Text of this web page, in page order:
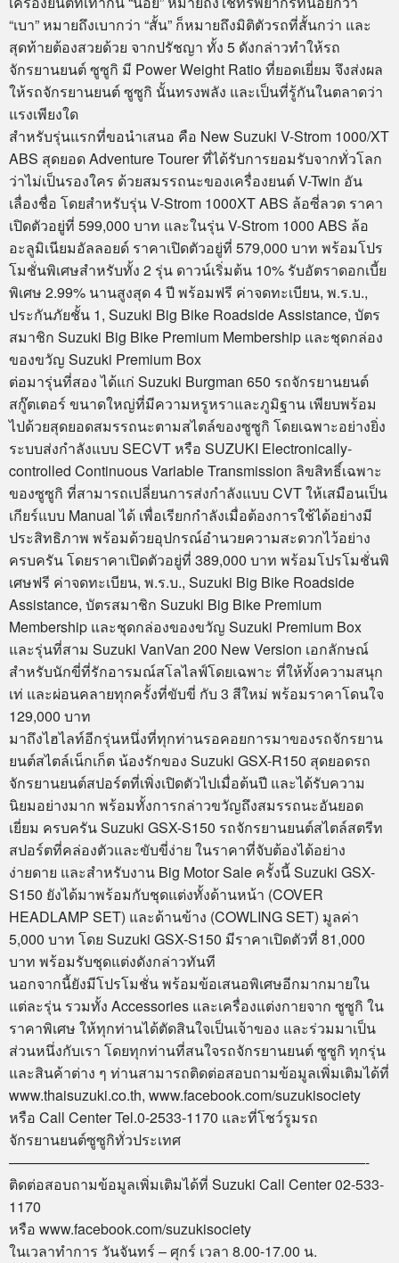
“เบา” หมายถึงเบากว่า “สั้น” ก็หมายถึงมิติตัวรถที่สั้นกว่า และ
สุดท้ายต้องสวยด้วย จากปรัชญา ทั้ง 5 ดังกล่าวทำให้รถ
จักรยานยนต์ ซูซูกิ มี Power Weight Ratio ที่ยอดเยี่ยม จึงส่งผล
ให้รถจักรยานยนต์ ซูซูกิ นั้นทรงพลัง และเป็นที่รู้กันในตลาดว่า
แรงเพียงใด
สำหรับรุ่นแรกที่ขอนำเสนอ คือ New Suzuki V-Strom 1000/XT
ABS สุดยอด Adventure Tourer ที่ได้รับการยอมรับจากทั่วโลก
ว่าไม่เป็นรองใคร ด้วยสมรรถนะของเครื่องยนต์ V-Twin อัน
เลื่องชื่อ โดยสำหรับรุ่น V-Strom 1000XT ABS ล้อซี่ลวด ราคา
เปิดตัวอยู่ที่ 599,000 บาท และในรุ่น V-Strom 1000 ABS ล้อ
อะลูมิเนียมอัลลอยด์ ราคาเปิดตัวอยู่ที่ 579,000 บาท พร้อมโปร
โมชั่นพิเศษสำหรับทั้ง 2 รุ่น ดาวน์เริ่มต้น 10% รับอัตราดอกเบี้ย
พิเศษ 2.99% นานสูงสุด 4 ปี พร้อมฟรี ค่าจดทะเบียน, พ.ร.บ.,
ประกันภัยชั้น 1, Suzuki Big Bike Roadside Assistance, บัตร
สมาชิก Suzuki Big Bike Premium Membership และชุดกล่อง
ของขวัญ Suzuki Premium Box
ต่อมารุ่นที่สอง ได้แก่ Suzuki Burgman 650 รถจักรยานยนต์
สกู๊ตเตอร์ ขนาดใหญ่ที่มีความหรูหราและภูมิฐาน เพียบพร้อม
ไปด้วยสุดยอดสมรรถนะตามสไตล์ของซูซูกิ โดยเฉพาะอย่างยิ่ง
ระบบส่งกำลังแบบ SECVT หรือ SUZUKI Electronically-
controlled Continuous Variable Transmission ลิขสิทธิ์เฉพาะ
ของซูซูกิ ที่สามารถเปลี่ยนการส่งกำลังแบบ CVT ให้เสมือนเป็น
เกียร์แบบ Manual ได้ เพื่อเรียกกำลังเมื่อต้องการใช้ได้อย่างมี
ประสิทธิภาพ พร้อมด้วยอุปกรณ์อำนวยความสะดวกไว้อย่าง
ครบครัน โดยราคาเปิดตัวอยู่ที่ 389,000 บาท พร้อมโปรโมชั่นพิ
เศษฟรี ค่าจดทะเบียน, พ.ร.บ., Suzuki Big Bike Roadside
Assistance, บัตรสมาชิก Suzuki Big Bike Premium
Membership และชุดกล่องของขวัญ Suzuki Premium Box
และรุ่นที่สาม Suzuki VanVan 200 New Version เอกลักษณ์
สำหรับนักขี่ที่รักอารมณ์สโลไลฟ์โดยเฉพาะ ที่ให้ทั้งความสนุก
เท่ และผ่อนคลายทุกครั้งที่ขับขี่ กับ 3 สีใหม่ พร้อมราคาโดนใจ
129,000 บาท
มาถึงไฮไลท์อีกรุ่นหนึ่งที่ทุกท่านรอคอยการมาของรถจักรยาน
ยนต์สไตล์เน็กเก็ต น้องรักของ Suzuki GSX-R150 สุดยอดรถ
จักรยานยนต์สปอร์ตที่เพิ่งเปิดตัวไปเมื่อต้นปี และได้รับความ
นิยมอย่างมาก พร้อมทั้งการกล่าวขวัญถึงสมรรถนะอันยอด
เยี่ยม ครบครัน Suzuki GSX-S150 รถจักรยานยนต์สไตล์สตรีท
สปอร์ตที่คล่องตัวและขับขี่ง่าย ในราคาที่จับต้องได้อย่าง
ง่ายดาย และสำหรับงาน Big Motor Sale ครั้งนี้ Suzuki GSX-
S150 ยังได้มาพร้อมกับชุดแต่งทั้งด้านหน้า (COVER
HEADLAMP SET) และด้านข้าง (COWLING SET) มูลค่า
5,000 บาท โดย Suzuki GSX-S150 มีราคาเปิดตัวที่ 81,000
บาท พร้อมรับชุดแต่งดังกล่าวทันที
นอกจากนี้ยังมีโปรโมชั่น พร้อมข้อเสนอพิเศษอีกมากมายใน
แต่ละรุ่น รวมทั้ง Accessories และเครื่องแต่งกายจาก ซูซูกิ ใน
ราคาพิเศษ ให้ทุกท่านได้ตัดสินใจเป็นเจ้าของ และร่วมมาเป็น
ส่วนหนึ่งกับเรา โดยทุกท่านที่สนใจรถจักรยานยนต์ ซูซูกิ ทุกรุ่น
และสินค้าต่าง ๆ ท่านสามารถติดต่อสอบถามข้อมูลเพิ่มเติมได้ที่
www.thaisuzuki.co.th, www.facebook.com/suzukisociety
หรือ Call Center Tel.0-2533-1170 และที่โชว์รูมรถ
จักรยานยนต์ซูซูกิทั่วประเทศ
—————————————————————————-
ติดต่อสอบถามข้อมูลเพิ่มเติมได้ที่ Suzuki Call Center 02-533-
1170
หรือ www.facebook.com/suzukisociety
ในเวลาทำการ วันจันทร์ – ศุกร์ เวลา 8.00-17.00 น.